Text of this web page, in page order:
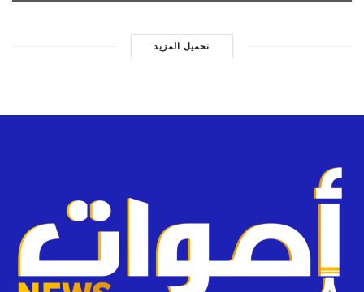
تحميل المزيد